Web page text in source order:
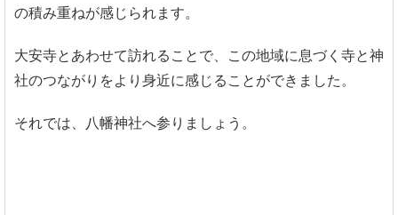
の積み重ねが感じられます。
大安寺とあわせて訪れることで、この地域に息づく寺と神
社のつながりをより身近に感じることができました。
それでは、八幡神社へ参りましょう。